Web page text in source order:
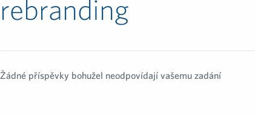
rebranding
Žádné příspěvky bohužel neodpovídají vašemu zadání